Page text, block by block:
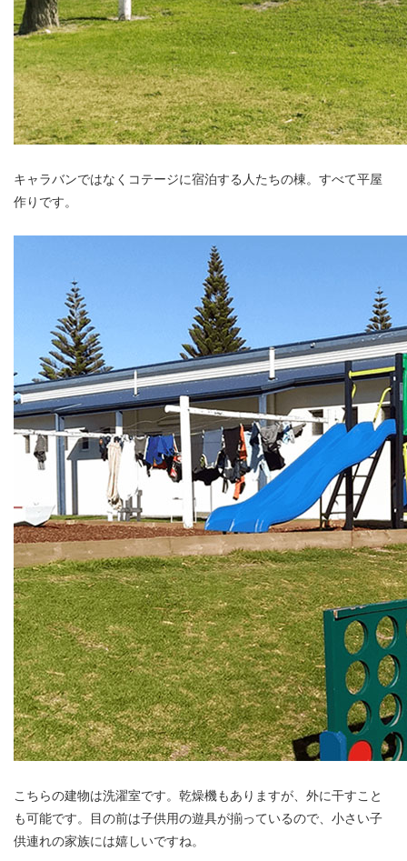
キャラバンではなくコテージに宿泊する人たちの棟。すべて平屋
作りです。
こちらの建物は洗濯室です。乾燥機もありますが、外に干すこと
も可能です。目の前は子供用の遊具が揃っているので、小さい子
供連れの家族には嬉しいですね。